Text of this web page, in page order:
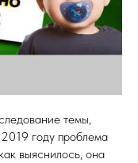
темы,
году проблема
выяснилось, она